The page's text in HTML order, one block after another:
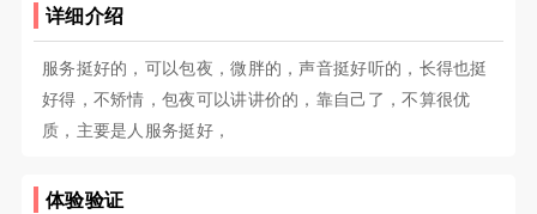
详细介绍
服务挺好的，可以包夜，微胖的，声音挺好听的，长得也挺
好得，不矫情，包夜可以讲讲价的，靠自己了，不算很优
质，主要是人服务挺好，
体验验证